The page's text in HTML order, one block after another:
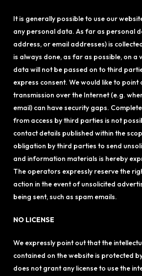
It is generally possible to use our
any personal data. As far as personal
address, or email addresses) is
is always done, as far as possible, on a
data will not be passed on to third
express consent. We would like to
transmission over the Internet (e.g.
email) can have security gaps.
from access by third parties is not
contact details published within the
obligation by third parties to send
and information materials is hereby
The operators expressly reserve the
action in the event of unsolicited
being sent, such as spam emails.
NO LICENSE
We expressly point out that the
contained on the website is protected
does not grant any license to use the